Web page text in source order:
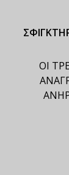
ΟΙ